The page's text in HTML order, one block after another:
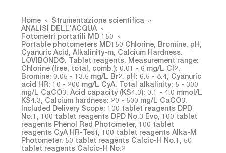
Home
Strumentazione scientifica
ANALISI DELL'ACQUA
Fotometri portatili MD 150
Portable photometers MD150 Chlorine, Bromine, pH,
Cyanuric Acid, Alkalinity-m, Calcium Hardness.
LOVIBOND®. Tablet reagents. Measurement range:
Chlorine (free, total, comb.): 0.01 - 6 mg/L Cl2,
Bromine: 0.05 - 13.5 mg/L Br2, pH: 6.5 - 8.4, Cyanuric
acid HR: 10 - 200 mg/L CyA, Total alkalinity: 5 - 300
mg/L CaCO3, Acid capacity (KS4.3): 0.1 - 4.0 mmol/L
KS4.3, Calcium hardness: 20 - 500 mg/L CaCO3.
Included Delivery Scope: 100 tablet reagents DPD
No.1, 100 tablet reagents DPD No.3 Evo, 100 tablet
reagents Phenol Red Photometer, 100 tablet
reagents CyA HR-Test, 100 tablet reagents Alka-M
Photometer, 50 tablet reagents Calcio-H No.1, 50
tablet reagents Calcio-H No.2